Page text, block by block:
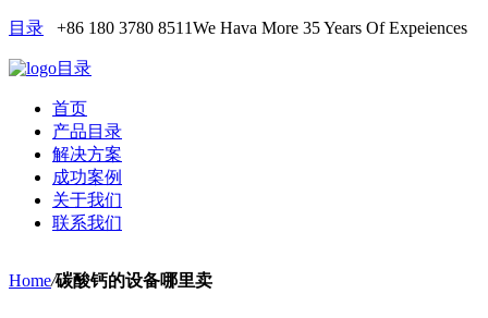
目录 +86 180 3780 8511We Hava More 35 Years Of Expeiences
目录
首页
产品目录
解决方案
成功案例
关于我们
联系我们
Home/碳酸钙的设备哪里卖